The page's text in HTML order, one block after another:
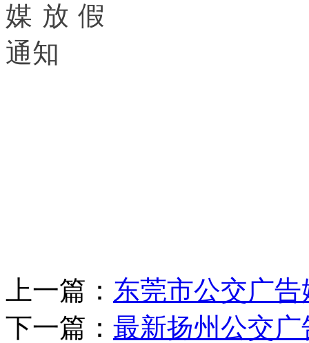
上一篇： 东莞市公交广
下一篇： 最新扬州公交